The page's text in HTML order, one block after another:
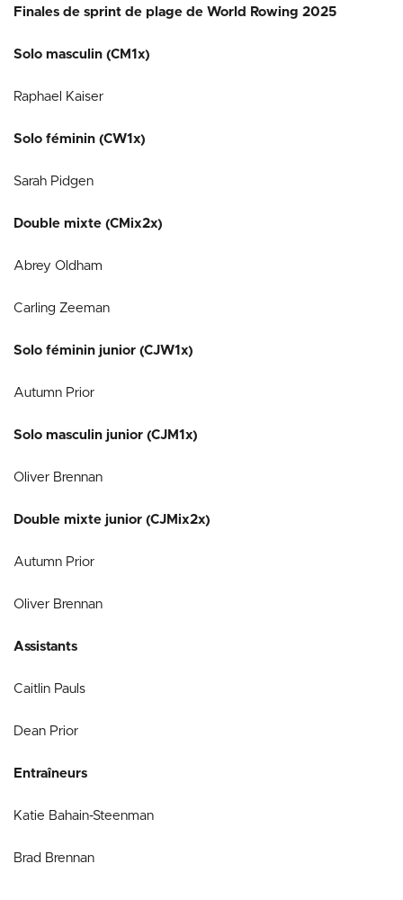
Finales de sprint de plage de World Rowing 2025
Solo masculin (CM1x)
Raphael Kaiser
Solo féminin (CW1x)
Sarah Pidgen
Double mixte (CMix2x)
Abrey Oldham
Carling Zeeman
Solo féminin junior (CJW1x)
Autumn Prior
Solo masculin junior (CJM1x)
Oliver Brennan
Double mixte junior (CJMix2x)
Autumn Prior
Oliver Brennan
Assistants
Caitlin Pauls
Dean Prior
Entraîneurs
Katie Bahain-Steenman
Brad Brennan